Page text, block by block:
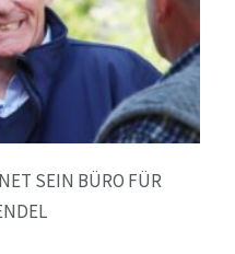
SEIN BÜRO FÜR